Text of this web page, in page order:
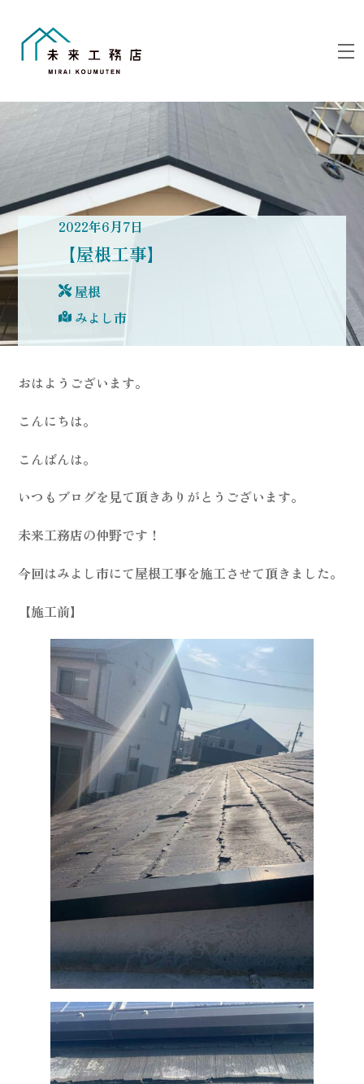
2022年6月7日
【屋根工事】
屋根
みよし市
おはようございます。
こんにちは。
こんばんは。
いつもブログを見て頂きありがとうございます。
未来工務店の仲野です！
今回はみよし市にて屋根工事を施工させて頂きました。
【施工前】